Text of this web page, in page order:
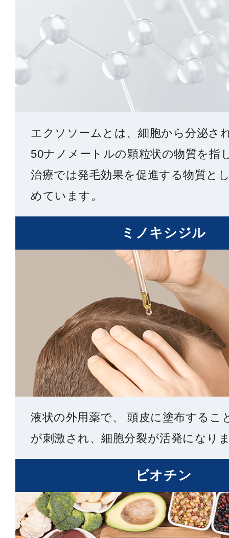
エクソソームとは、細胞から分泌さ
50ナノメートルの顆粒状の物質を指
治療では発毛効果を促進する物質と
めています。
ミノキシジル
液状の外用薬で、 頭皮に塗布するこ
が刺激され、細胞分裂が活発になり
ビオチン